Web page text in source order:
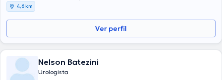
4,6 km
Ver perfil
Nelson Batezini
Urologista